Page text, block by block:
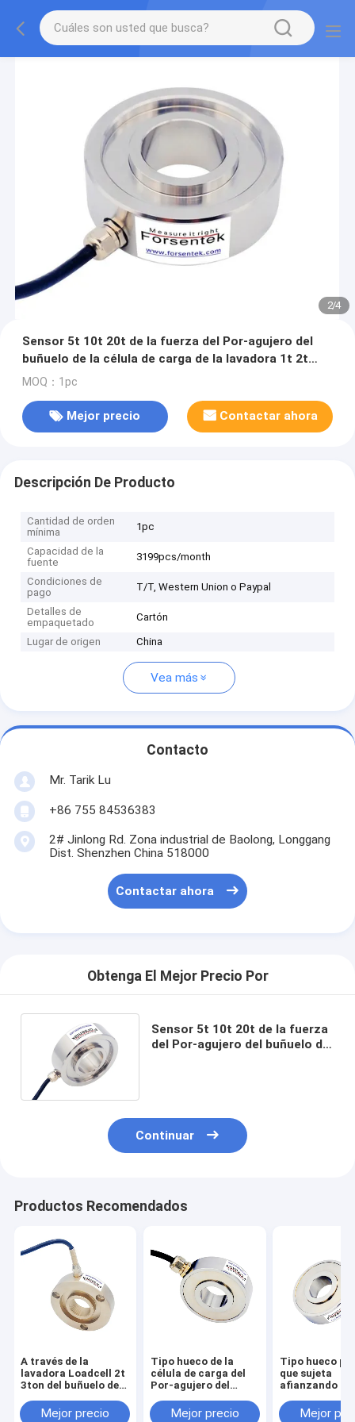
2/4
Sensor 5t 10t 20t de la fuerza del Por-agujero del
buñuelo de la célula de carga de la lavadora 1t 2t
3ton
MOQ：1pc
Mejor precio Contactar ahora
Descripción De Producto
Cantidad de orden
mínima
1pc
Capacidad de la
fuente
3199pcs/month
Condiciones de
pago
T/T, Western Union o Paypal
Detalles de
empaquetado
Cartón
Lugar de origen China
Vea más
Contacto
Mr. Tarik Lu
+86 755 84536383
2# Jinlong Rd. Zona industrial de Baolong, Longgang
Dist. Shenzhen China 518000
Contactar ahora
Obtenga El Mejor Precio Por
Sensor 5t 10t 20t de la fuerza
del Por-agujero del buñuelo de
Continuar
Productos Recomendados
A través de la
lavadora Loadcell 2t
3ton del buñuelo de
agujero 500kg
Mejor precio
Tipo hueco de la
célula de carga del
Por-agujero del
afianza el sensor con
Mejor precio
Tipo hueco
que sujeta
afianzando la
con Mejor